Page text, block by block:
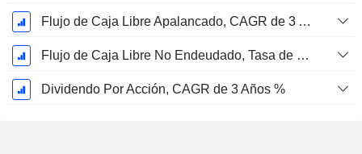
Flujo de Caja Libre Apalancado, CAGR de 3 Años %
Flujo de Caja Libre No Endeudado, Tasa de Crecimiento Anual Compuesta de 3 Años %
Dividendo Por Acción, CAGR de 3 Años %